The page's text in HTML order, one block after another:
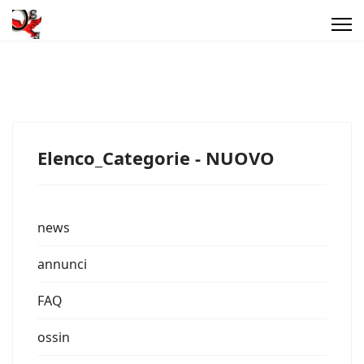
Elenco_Categorie - NUOVO
news
annunci
FAQ
ossin